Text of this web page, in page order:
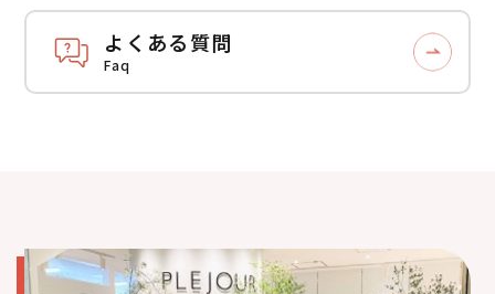
よくある質問
Faq